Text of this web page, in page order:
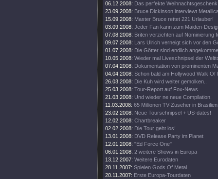
06.12.2008: Das perfekte
23.09.2008: Bruce Dickinson interviewt
15.09.2008: Master Bruce rettet 221 Urlauber!
03.09.2008: Jeder Fan kann zum Maiden-
07.08.2008: Briten verzichten auf Nominierung
09.07.2008: Lars Ulrich verneigt sich vor den
01.07.2008: Die Götter sind endlich
10.05.2008: Wieder mal Liveschnipsel der
07.04.2008: Dokumentation von prominenten
04.04.2008: Schon bald am Hollywood Walk Of
26.03.2008: Die Kuh wird weiter gemolken..
25.03.2008: Tour-Report auf Fox-News
21.03.2008: Und wieder ne neue Compilation.
11.03.2008: 65 Millionen TV-Zuseher in
23.02.2008: Neue Tourschnipsel + US-dates!
12.02.2008: Chartbreaker
02.02.2008: Die Tour geht los!
13.01.2008: DVD Release Party im Planet
12.01.2008: "Ed Force One"
06.01.2008: 2 weitere Shows in Europa
13.12.2007: Weitere Eurodaten
28.11.2007: Spielen Gods Of Metal
20.11.2007: Erste Europa-Tourdaten